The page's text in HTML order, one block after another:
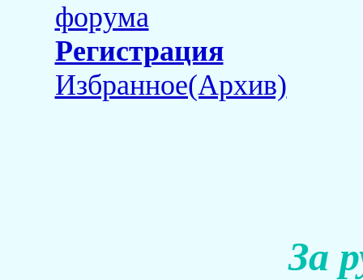
форума
Регистрация
Избранное(Архив)
За